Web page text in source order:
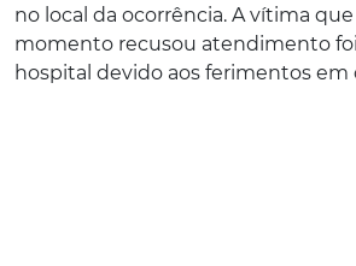
no local da ocorrência. A vítima
momento recusou atendimento
hospital devido aos ferimentos em